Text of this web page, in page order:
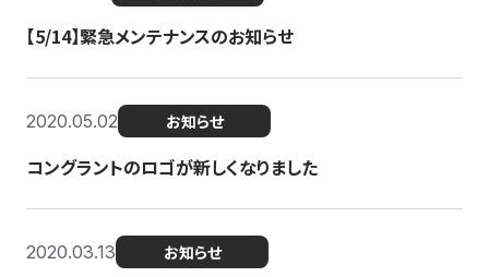
【5/14】緊急メンテナンスのお知らせ
2020.05.02 お知らせ
コングラントのロゴが新しくなりました
2020.03.13 お知らせ